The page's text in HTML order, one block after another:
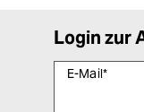
Login zur
E-Mail*